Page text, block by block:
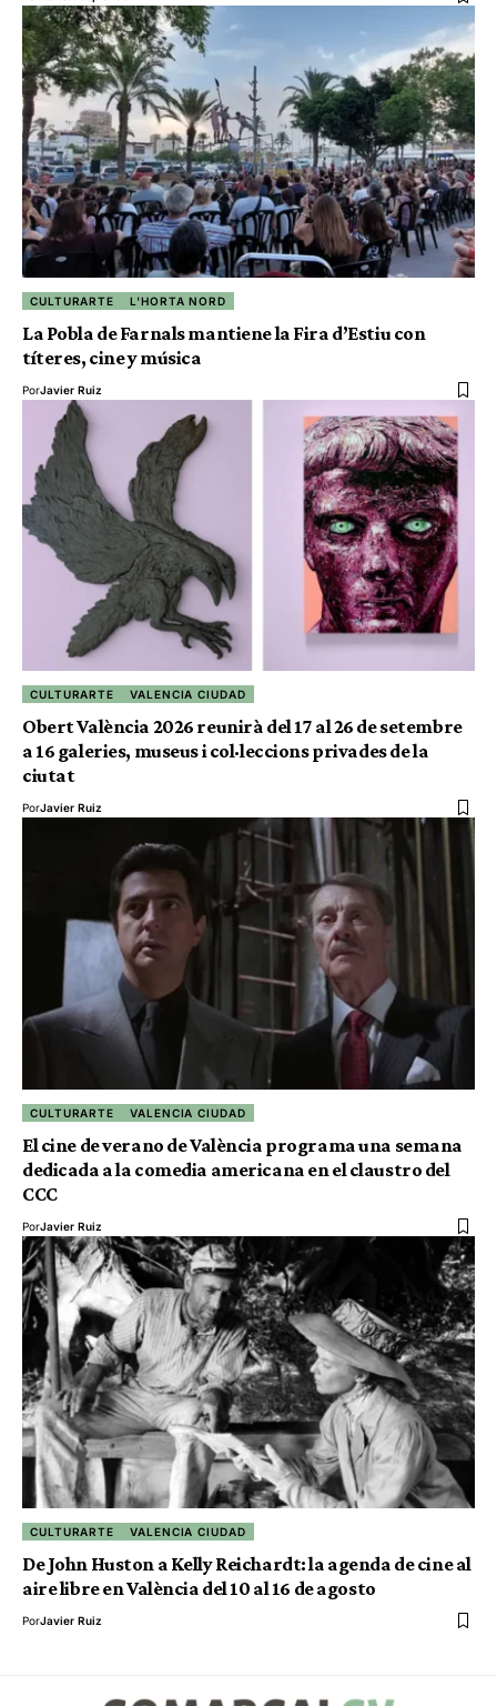
CULTURARTE L'HORTA NORD
La Pobla de Farnals mantiene la Fira d’Estiu con
títeres, cine y música
PorJavier Ruiz
CULTURARTE VALENCIA CIUDAD
Obert València 2026 reunirà del 17 al 26 de setembre
a 16 galeries, museus i col·leccions privades de la
ciutat
PorJavier Ruiz
CULTURARTE VALENCIA CIUDAD
El cine de verano de València programa una semana
dedicada a la comedia americana en el claustro del
CCC
PorJavier Ruiz
CULTURARTE VALENCIA CIUDAD
De John Huston a Kelly Reichardt: la agenda de cine al
aire libre en València del 10 al 16 de agosto
PorJavier Ruiz